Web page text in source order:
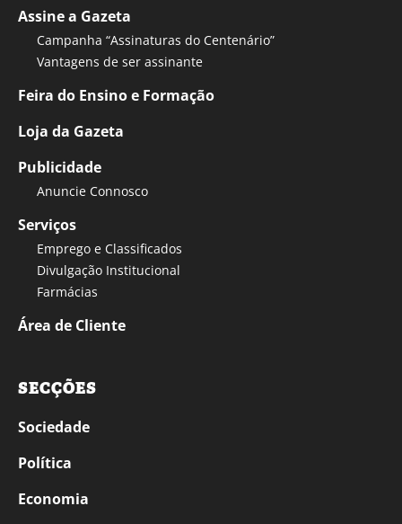
Assine a Gazeta
Campanha “Assinaturas do Centenário”
Vantagens de ser assinante
Feira do Ensino e Formação
Loja da Gazeta
Publicidade
Anuncie Connosco
Serviços
Emprego e Classificados
Divulgação Institucional
Farmácias
Área de Cliente
SECÇÕES
Sociedade
Política
Economia